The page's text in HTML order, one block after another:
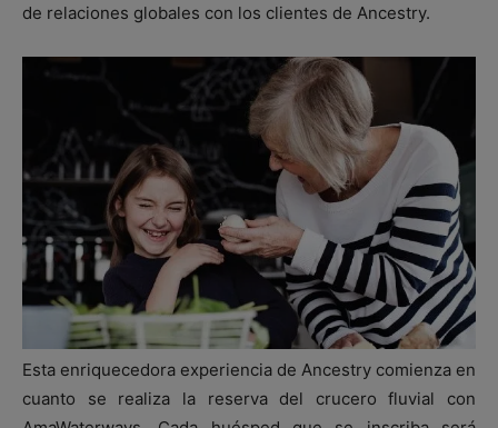
de relaciones globales con los clientes de Ancestry.
Esta enriquecedora experiencia de Ancestry comienza en
cuanto se realiza la reserva del crucero fluvial con